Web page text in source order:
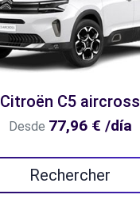
Citroën C5 aircross
Desde 77,96 € /día
Rechercher